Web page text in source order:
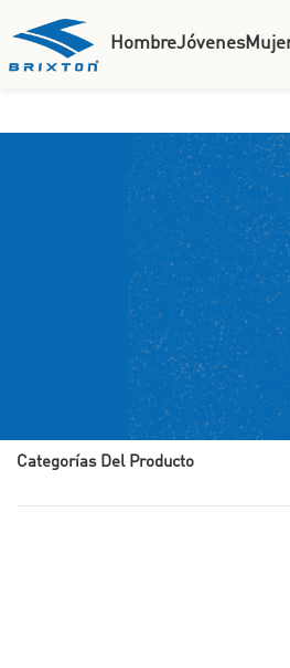
HombreJóvenes
Categorías Del Producto